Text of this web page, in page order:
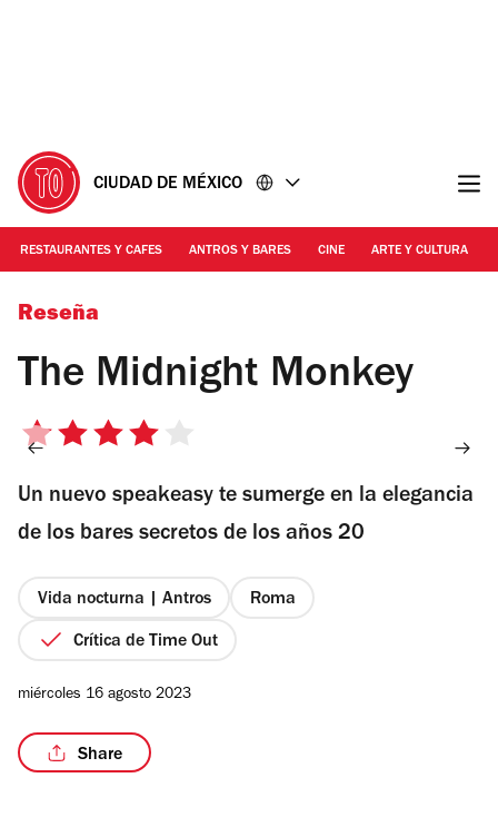
CIUDAD DE MÉXICO
RESTAURANTES Y CAFES ANTROS Y BARES CINE ARTE Y CULTURA
Foto: Cortesía
Reseña
The Midnight Monkey
4
5
estrellas
Un nuevo speakeasy te sumerge en la elegancia
de los bares secretos de los años 20
Vida nocturna | Antros Roma
Crítica de Time Out
miércoles 16 agosto 2023
Share